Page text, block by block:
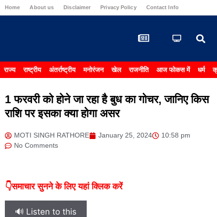
Home About us Disclaimer Privacy Policy Contact Info
राज्य राष्ट्रीय अंतर्राष्ट्रीय मनोरंजन खेल राजनीति आज फोकस में धर्म
1 फरवरी को होने जा रहा है बुध का गोचर, जानिए किस
राशि पर इसका क्या होगा असर
MOTI SINGH RATHORE January 25, 2024
10:58 pm
No Comments
👇समाचार सुनने के लिए यहां क्लिक करें
🔊 Listen to this